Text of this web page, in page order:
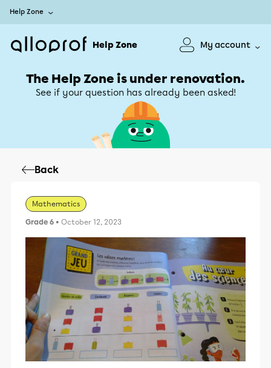
Help Zone
Help Zone My account
The Help Zone is under renovation.
See if your question has already been asked!
Back
Mathematics
Grade 6 • October 12, 2023